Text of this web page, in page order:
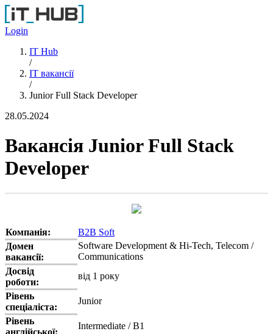
Перейти до основного вмісту
Login
IT Hub
/
IT вакансії
/
Junior Full Stack Developer
28.05.2024
Вакансія Junior Full Stack
Developer
Компанія:
B2B Soft
Домен
вакансії:
Software Development & Hi-Tech, Telecom /
Communications
Досвід
роботи:
від 1 року
Рівень
спеціаліста:
Junior
Рівень
англійської:
Intermediate / B1